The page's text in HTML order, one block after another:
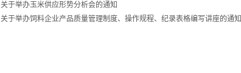
关于举办玉米供应形势分析会的通知
关于举办饲料企业产品质量管理制度、操作规程、纪录表格编写讲座的通知